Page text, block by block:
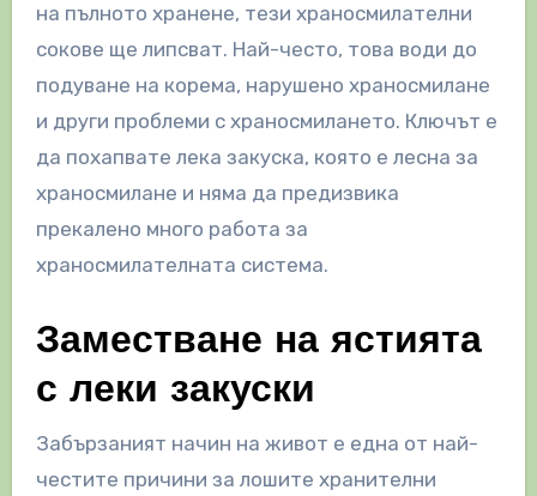
на пълното хранене, тези храносмилателни
сокове ще липсват. Най-често, това води до
подуване на корема, нарушено храносмилане
и други проблеми с храносмилането. Ключът е
да похапвате лека закуска, която е лесна за
храносмилане и няма да предизвика
прекалено много работа за
храносмилателната система.
Заместване на ястията
с леки закуски
Забързаният начин на живот е една от най-
честите причини за лошите хранителни